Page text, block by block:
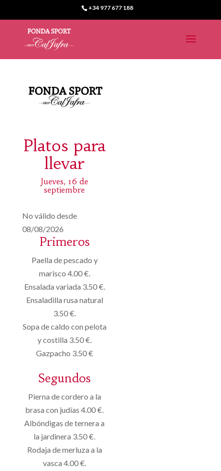
+34 977 677 188
Platos para
llevar
Jueves, 16 de
septiembre
No válido desde
08/08/2026
Primeros
Paella de pescado y
marisco 4.00 €.
Ensalada variada 3.50 €.
Ensaladilla rusa natural
3.50 €.
Sopa de caldo con pelota
y costilla 3.50 €.
Gazpacho 3.50 €
Segundos
Pierna de cordero a la
brasa con judías 4.00 €.
Albóndigas de ternera a
la jardinera 3.50 €.
Rodaja de merluza a la
vasca 4.00 €.